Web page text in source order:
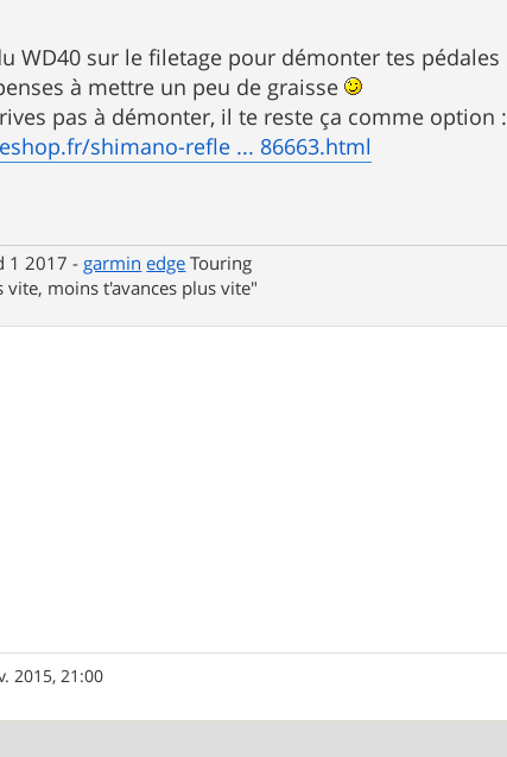
WD40 sur le filetage pour démonter tes
à mettre un peu de graisse
pas à démonter, il te reste ça comme option :
shimano-refle ... 86663.html
1 2017 - garmin edge Touring
vite, moins t'avances plus vite"
2015, 21:00